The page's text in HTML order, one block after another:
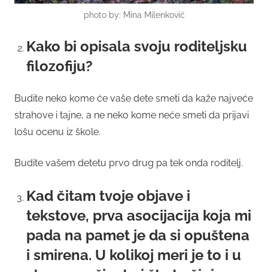
photo by: Mina Milenković
Kako bi opisala svoju roditeljsku
filozofiju?
Budite neko kome će vaše dete smeti da kaže najveće
strahove i tajne, a ne neko kome neće smeti da prijavi
lošu ocenu iz škole.
Budite vašem detetu prvo drug pa tek onda roditelj.
Kad čitam tvoje objave i
tekstove, prva asocijacija koja mi
pada na pamet je da si opuštena
i smirena. U kolikoj meri je to i u